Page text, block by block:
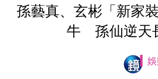
孫藝真、玄彬「新家
牛 孫仙逆天